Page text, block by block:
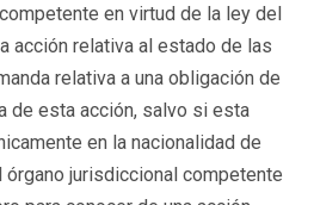
en virtud de la ley del
acción relativa al estado de las
relativa a una obligación de
de esta acción, salvo si esta
en la nacionalidad de
órgano jurisdiccional competente